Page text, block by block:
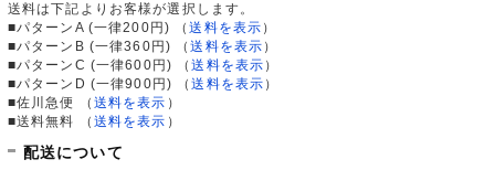
送料は下記よりお客様が選択します。
■パターンA (一律200円)
（送料を表示 ）
■パターンB (一律360円)
（送料を表示 ）
■パターンC (一律600円)
（送料を表示 ）
■パターンD (一律900円)
（送料を表示 ）
■佐川急便
（ 送料を表示 ）
■送料無料
（ 送料を表示 ）
配送について